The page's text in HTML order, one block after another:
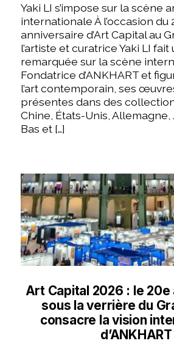
Yaki LI s’impose sur la scène
internationale À l’occasion du
anniversaire d’Art Capital au
l’artiste et curatrice Yaki LI
remarquée sur la scène
Fondatrice d’ANKHART et
l’art contemporain, ses
présentes dans des
Chine, États-Unis, Allemagne,
Bas et […]
Art Capital 2026 : le
sous la verrière du
consacre la vision
d’ANKHART